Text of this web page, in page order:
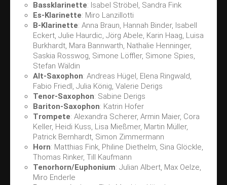
Bassklarinette: Isabel Ströbel, Sandra Fink
Es-Klarinette: Miro Lanzillotti
B-Klarinette: Anna Braun, Hannah Binder, Isabell
Eckert, Julie Haurdic, Jörg Abele, Karin Haag, Luisa
Burkhardt, Mara Bannwarth, Nathalie Henninger,
Saskia Rosswog, Simone Löffler, Simone Spies,
Stefan Wäldin
Alt-Saxophon: Andreas Hügel, Elena Ringwald,
Fabio Friedl, Julia König, Valerie Derigs
Tenor-Saxophon: Sabine Derigs
Bariton-Saxophon: Katrin Hofer
Trompete: Alexandra Scherer, Armin Maier, Cora
Keller, Heidi Kuss, Lisa Mießmer, Martin Müller,
Patrick Bernhardt, Simon Zimmermann
Horn: Matthias Fink, Philine Diethelm, Sina Glöckle,
Thomas Rinker, Till Kaufmann
Tenorhorn/Euphonium: Julian Albert, Max Oelze,
Miro Enderle